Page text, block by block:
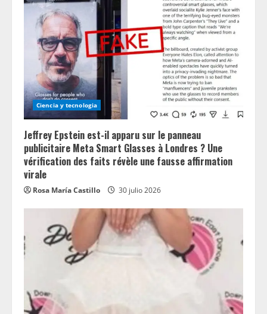
Ciencia y tecnologia
Jeffrey Epstein est-il apparu sur le panneau
publicitaire Meta Smart Glasses à Londres ? Une
vérification des faits révèle une fausse affirmation
virale
Rosa María Castillo 30 julio 2026